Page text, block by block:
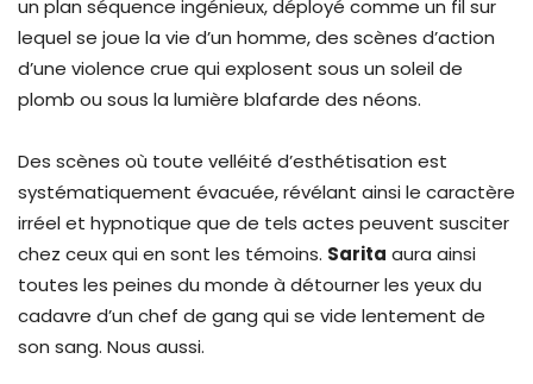
un plan séquence ingénieux, déployé comme un fil sur
lequel se joue la vie d’un homme, des scènes d’action
d’une violence crue qui explosent sous un soleil de
plomb ou sous la lumière blafarde des néons.
Des scènes où toute velléité d’esthétisation est
systématiquement évacuée, révélant ainsi le caractère
irréel et hypnotique que de tels actes peuvent susciter
chez ceux qui en sont les témoins. Sarita aura ainsi
toutes les peines du monde à détourner les yeux du
cadavre d’un chef de gang qui se vide lentement de
son sang. Nous aussi.